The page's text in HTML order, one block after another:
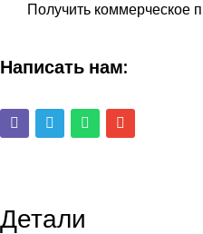
Получить коммерческое
Написать нам:
Детали